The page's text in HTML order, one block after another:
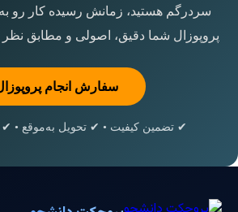
سردرگم هستید، زمانش رسیده کار رو
پروپوزال شما دقیق، اصولی و مطابق نظر
سفارش انجام
✔ تضمین کیفیت • ✔ تحویل به‌موقع • ✔